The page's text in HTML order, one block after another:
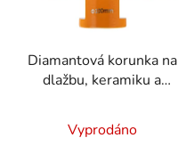
Diamantová korunka na
dlažbu, keramiku a
Vyprodáno